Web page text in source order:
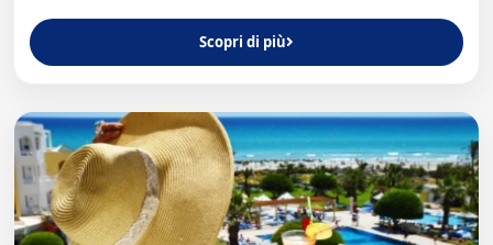
Scopri di più